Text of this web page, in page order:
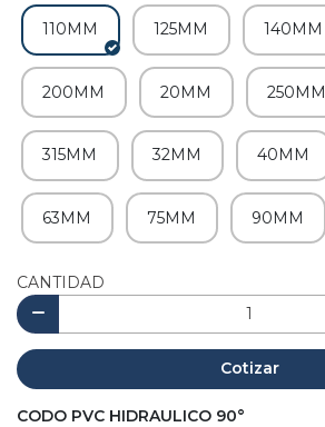
110MM 125MM 140MM
200MM 20MM 250MM
315MM 32MM 40MM
63MM 75MM 90MM
CANTIDAD
Cotizar
CODO PVC HIDRAULICO 90°